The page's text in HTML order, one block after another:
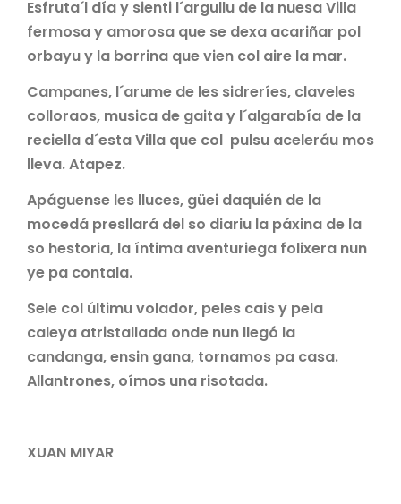
Esfruta´l día y sienti l´argullu de la nuesa Villa
fermosa y amorosa que se dexa acariñar pol
orbayu y la borrina que vien col aire la mar.
Campanes, l´arume de les sidreríes, claveles
colloraos, musica de gaita y l´algarabía de la
reciella d´esta Villa que col pulsu aceleráu mos
lleva. Atapez.
Apáguense les lluces, güei daquién de la
mocedá presllará del so diariu la páxina de la
so hestoria, la íntima aventuriega folixera nun
ye pa contala.
Sele col últimu volador, peles cais y pela
caleya atristallada onde nun llegó la
candanga, ensin gana, tornamos pa casa.
Allantrones, oímos una risotada.
XUAN MIYAR